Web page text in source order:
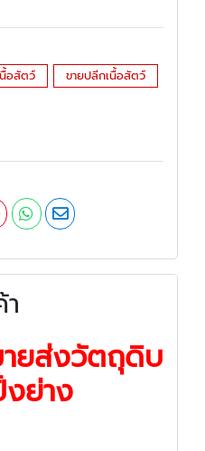
อสัตว์ ขายปลีกเนื้อสัตว์
ยส่งวัตถุดิบ
ย่าง